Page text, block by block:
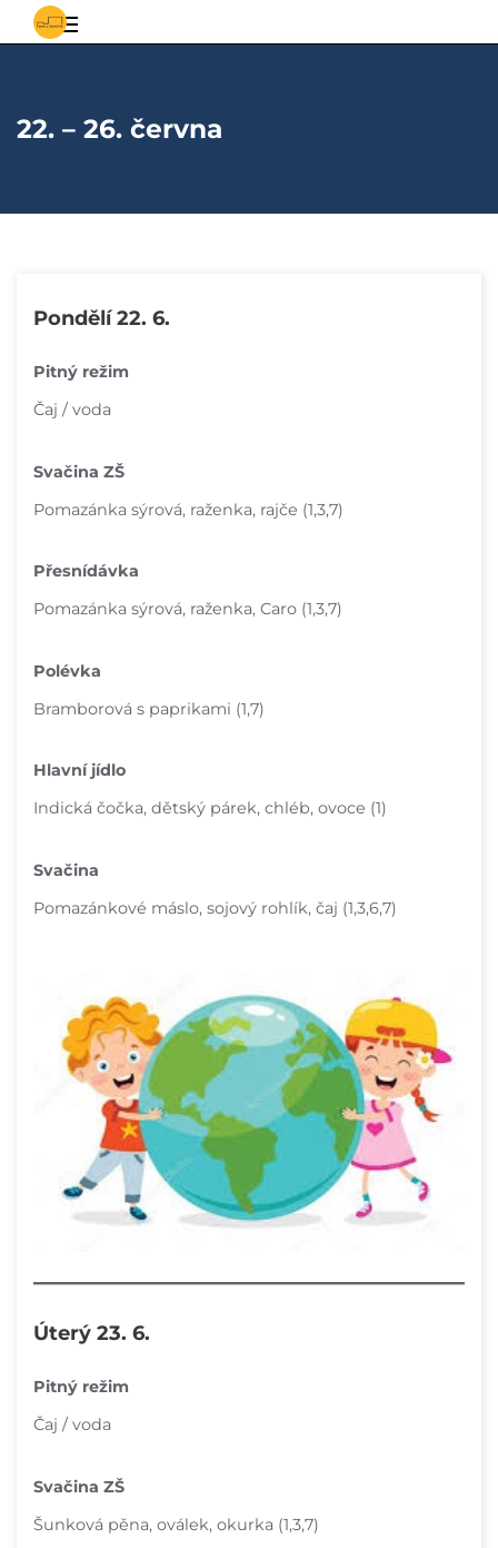
mateřská
Řepiště
22. – 26. června
Pondělí 22. 6.
Pitný režim
Čaj / voda
Svačina ZŠ
Pomazánka sýrová, raženka, rajče (1,3,7)
Přesnídávka
Pomazánka sýrová, raženka, Caro (1,3,7)
Polévka
Bramborová s paprikami (1,7)
Hlavní jídlo
Indická čočka, dětský párek, chléb, ovoce (1)
Svačina
Pomazánkové máslo, sojový rohlík, čaj (1,3,6,7)
Úterý 23. 6.
Pitný režim
Čaj / voda
Svačina ZŠ
Šunková pěna, oválek, okurka (1,3,7)